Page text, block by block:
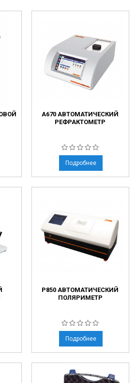
маммографы
A670 АВТОМАТИЧЕСКИЙ
РЕФРАКТОМЕТР
Подробнее
P850 АВТОМАТИЧЕСКИЙ
ПОЛЯРИМЕТР
Подробнее